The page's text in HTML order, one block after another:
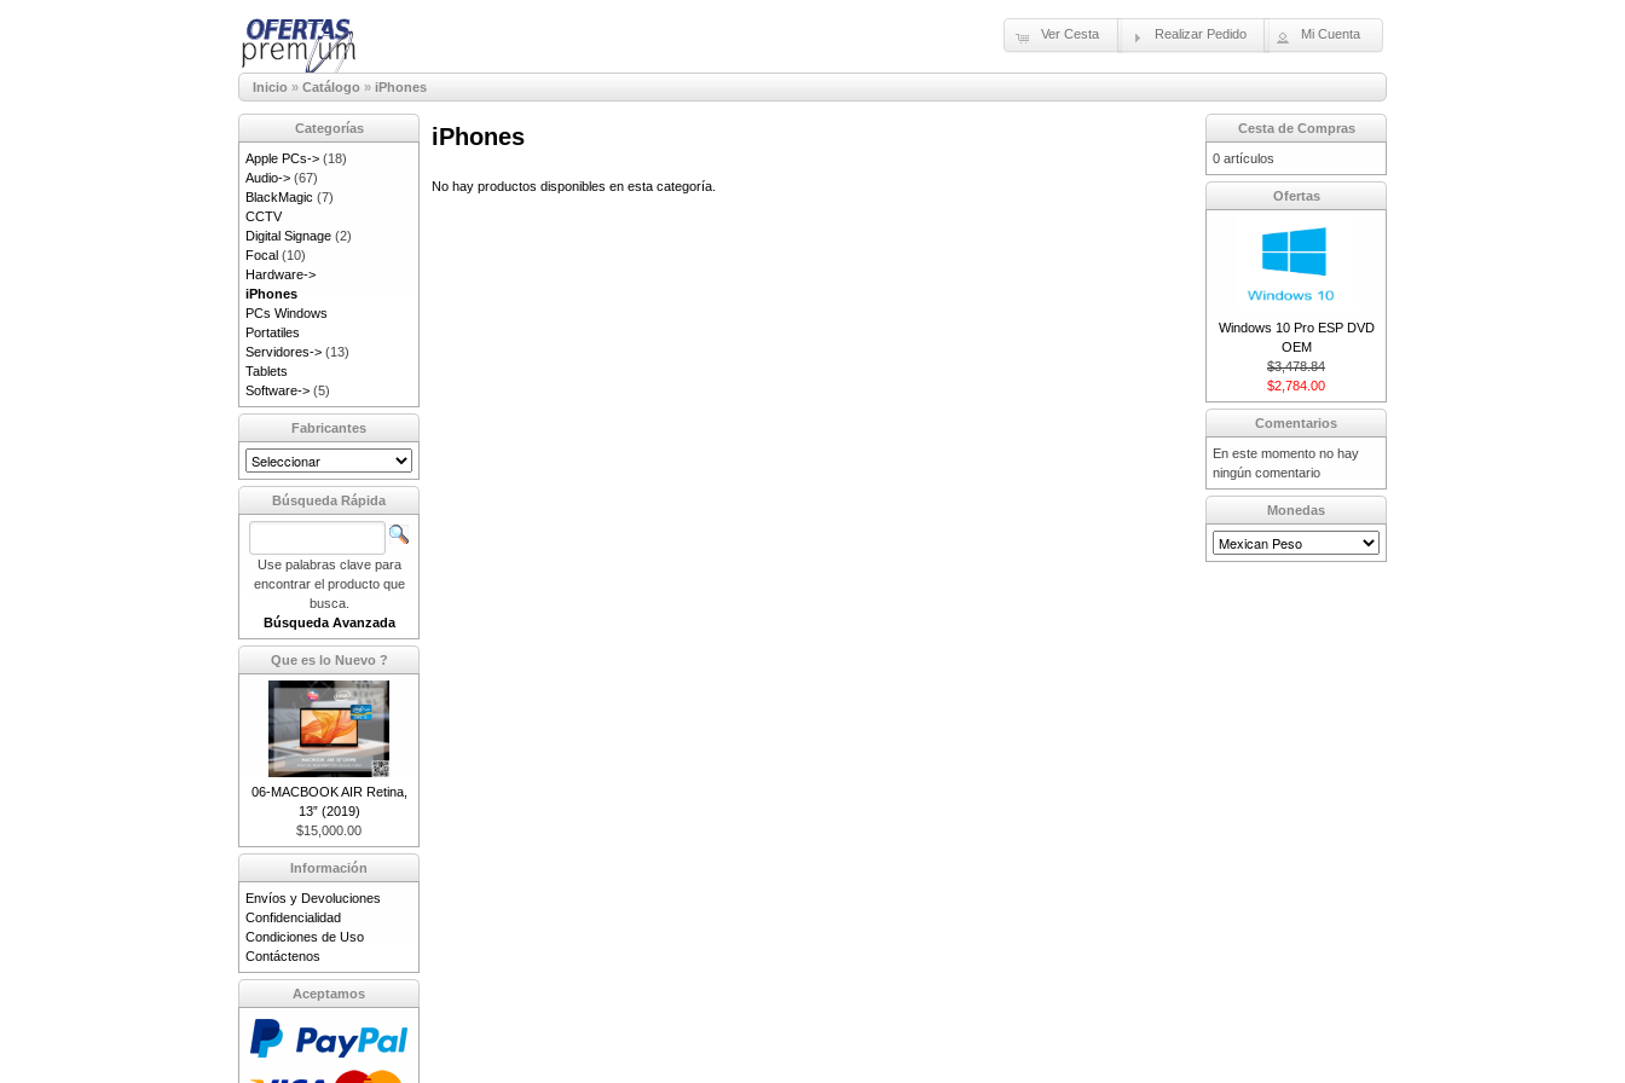
Ver Cesta Realizar Pedido Mi Cuenta
Inicio » Catálogo » iPhones
iPhones
No hay productos disponibles en esta categoría.
Categorías
Apple PCs-> (18)
Audio-> (67)
BlackMagic (7)
CCTV
Digital Signage (2)
Focal (10)
Hardware->
iPhones
PCs Windows
Portatiles
Servidores-> (13)
Tablets
Software-> (5)
Fabricantes
Búsqueda Rápida
Use palabras clave para
encontrar el producto que
busca.
Búsqueda Avanzada
Que es lo Nuevo ?
06-MACBOOK AIR Retina,
13” (2019)
$15,000.00
Información
Envíos y Devoluciones
Confidencialidad
Condiciones de Uso
Contáctenos
Aceptamos
Cesta de Compras
0 artículos
Ofertas
Windows 10 Pro ESP DVD
OEM
$3,478.84
$2,784.00
Comentarios
En este momento no hay
ningún comentario
Monedas